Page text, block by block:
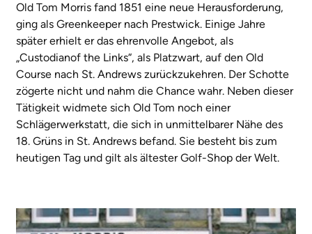
Old Tom Morris fand 1851 eine neue Herausforderung,
ging als Greenkeeper nach Prestwick. Einige Jahre
später erhielt er das ehrenvolle Angebot, als
„Custodianof the Links“, als Platzwart, auf den Old
Course nach St. Andrews zurückzukehren. Der Schotte
zögerte nicht und nahm die Chance wahr. Neben dieser
Tätigkeit widmete sich Old Tom noch einer
Schlägerwerkstatt, die sich in unmittelbarer Nähe des
18. Grüns in St. Andrews befand. Sie besteht bis zum
heutigen Tag und gilt als ältester Golf-Shop der Welt.